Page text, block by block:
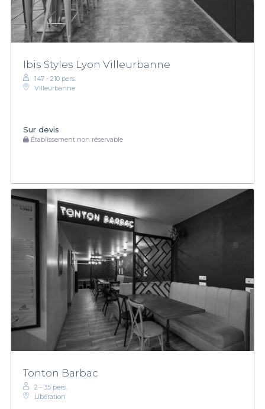
Ibis Styles Lyon Villeurbanne
147 - 210 pers.
Villeurbanne
Sur devis
Établissement non réservable
Tonton Barbac
2 - 35 pers.
Libération